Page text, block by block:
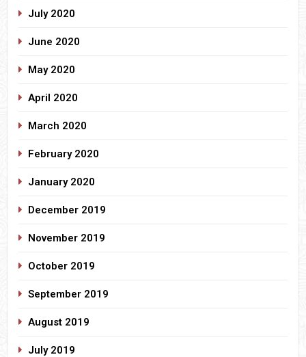
July 2020
June 2020
May 2020
April 2020
March 2020
February 2020
January 2020
December 2019
November 2019
October 2019
September 2019
August 2019
July 2019